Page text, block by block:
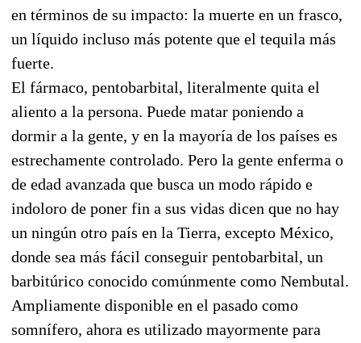
en términos de su impacto: la muerte en un frasco,
un líquido incluso más potente que el tequila más
fuerte.
El fármaco, pentobarbital, literalmente quita el
aliento a la persona. Puede matar poniendo a
dormir a la gente, y en la mayoría de los países es
estrechamente controlado. Pero la gente enferma o
de edad avanzada que busca un modo rápido e
indoloro de poner fin a sus vidas dicen que no hay
un ningún otro país en la Tierra, excepto México,
donde sea más fácil conseguir pentobarbital, un
barbitúrico conocido comúnmente como Nembutal.
Ampliamente disponible en el pasado como
somnífero, ahora es utilizado mayormente para